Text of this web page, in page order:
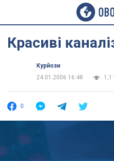
Красиві
Курйози
24.01.2006 16:48
1,1
0